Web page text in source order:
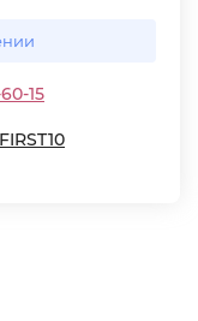
15
FIRST10